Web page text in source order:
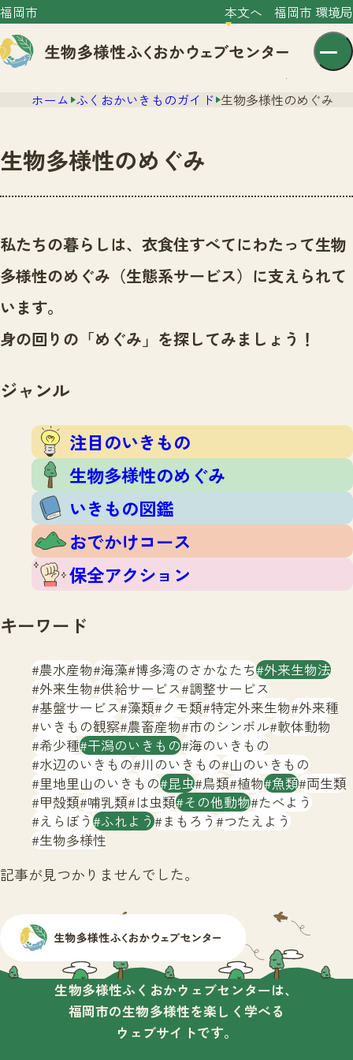
福岡市 本文へ 福岡市 環境局
センター紹介
センター紹介TOP
サイトポリシー
ニュース
いきものガイド
いきものガイドTOP
生物多様性のめぐみ
おでかけコース
保全アクション
イベント
調査レポート
調査レポートTOP
調査結果
ふくおかいきものマップ
マッチング
マッチングTOP
掲載申し込みフォーム
お問合せ
生物多様性ふくおかウェブセンターとは
サイトマップ
ホーム ふくおかいきものガイド 生物多様性のめぐみ
生物多様性のめぐみ
私たちの暮らしは、衣食住すべてにわたって生物
多様性のめぐみ（生態系サービス）に支えられて
います。
身の回りの「めぐみ」を探してみましょう！
ジャンル
注目のいきもの
生物多様性のめぐみ
いきもの図鑑
おでかけコース
保全アクション
キーワード
農水産物 海藻 博多湾のさかなたち 外来生物法
外来生物 供給サービス 調整サービス
基盤サービス 藻類 クモ類 特定外来生物 外来種
いきもの観察 農畜産物 市のシンボル 軟体動物
希少種 干潟のいきもの 海のいきもの
水辺のいきもの 川のいきもの 山のいきもの
里地里山のいきもの 昆虫 鳥類 植物 魚類 両生類
甲殻類 哺乳類 は虫類 その他動物 たべよう
えらぼう ふれよう まもろう つたえよう
生物多様性
記事が見つかりませんでした。
生物多様性ふくおかウェブセンターは、
福岡市の生物多様性を楽しく学べる
ウェブサイトです。